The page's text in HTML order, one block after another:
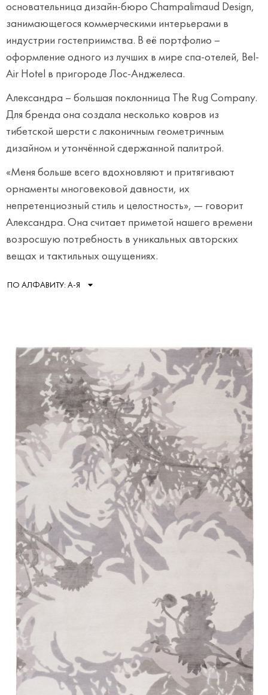
основательница дизайн-бюро Champalimaud Design,
занимающегося коммерческими интерьерами в
индустрии гостеприимства. В её портфолио –
оформление одного из лучших в мире спа-отелей, Bel-
Air Hotel в пригороде Лос-Анджелеса.
Александра – большая поклонница The Rug Company.
Для бренда она создала несколько ковров из
тибетской шерсти с лаконичным геометричным
дизайном и утончённой сдержанной палитрой.
«Меня больше всего вдохновляют и притягивают
орнаменты многовековой давности, их
непретенциозный стиль и целостность», — говорит
Александра. Она считает приметой нашего времени
возросшую потребность в уникальных авторских
вещах и тактильных ощущениях.
ПО АЛФАВИТУ: А-Я